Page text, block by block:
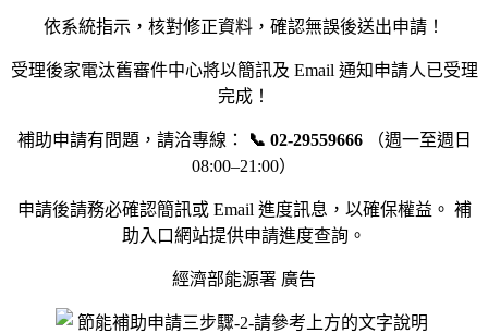
依系統指示，核對修正資料，確認無誤後送出申請！
受理後家電汰舊審件中心將以簡訊及 Email 通知申請人已受理
完成！
補助申請有問題，請洽專線： 📞 02-29559666（週一至週日
08:00–21:00）
申請後請務必確認簡訊或 Email 進度訊息，以確保權益。 補
助入口網站提供申請進度查詢。
經濟部能源署 廣告